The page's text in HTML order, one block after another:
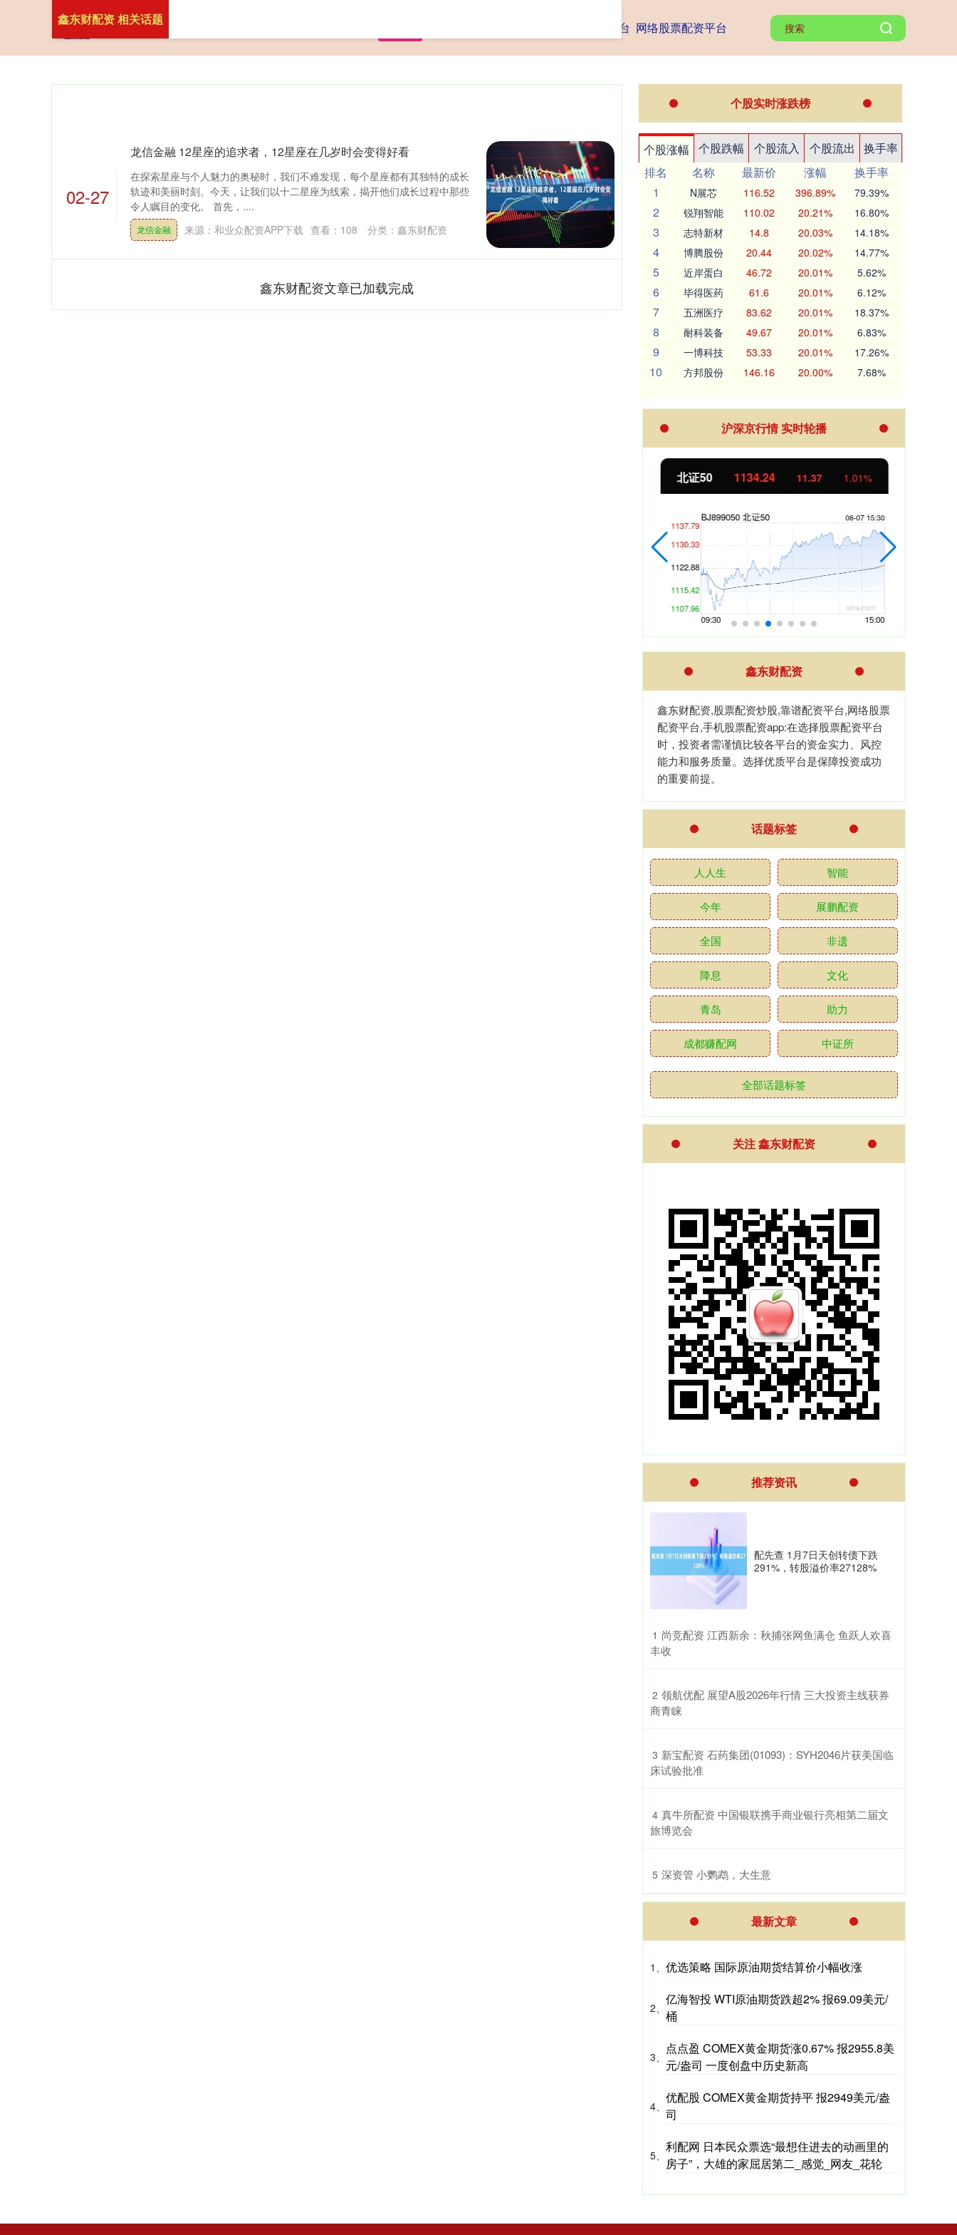
靠谱配资平台 网络股票配资平台
鑫东财配资 相关话题
02-27
龙信金融 12星座的追求者，12星座在几岁时会变得好看
在探索星座与个人魅力的奥秘时，我们不难发现，每个星座都有其独特的成长
轨迹和美丽时刻。今天，让我们以十二星座为线索，揭开他们成长过程中那些
令人瞩目的变化。 首先，....
龙信金融 来源：和业众配资APP下载 查看： 108 分类： 鑫东财配资
鑫东财配资文章已加载完成
个股实时涨跌榜
个股涨幅 个股跌幅 个股流入 个股流出
换手率
排名
名称 最新价 涨幅
换手率
1
N展芯 116.52 396.89% 79.39%
2 锐翔智能 110.02 20.21% 16.80%
3 志特新材 14.8 20.03% 14.18%
4 博腾股份 20.44 20.02% 14.77%
5 近岸蛋白 46.72 20.01% 5.62%
6 毕得医药 61.6 20.01% 6.12%
7 五洲医疗 83.62 20.01% 18.37%
8 耐科装备 49.67 20.01% 6.83%
9 一博科技 53.33 20.01% 17.26%
10 方邦股份 146.16 20.00% 7.68%
沪深京行情 实时轮播
北证50 1134.24 11.37 1.01%
鑫东财配资
鑫东财配资,股票配资炒股,靠谱配资平台,网络股票
配资平台,手机股票配资app:在选择股票配资平台
时，投资者需谨慎比较各平台的资金实力、风控
能力和服务质量。选择优质平台是保障投资成功
的重要前提。
话题标签
人人生 智能
今年 展鹏配资
全国 非遗
降息 文化
青岛 助力
成都赚配网 中证所
全部话题标签
关注 鑫东财配资
推荐资讯
配先查 1月7日天创转债下跌
291%，转股溢价率27128%
1 ​尚竞配资 江西新余：秋捕张网鱼满仓 鱼跃人欢喜
丰收
2 ​领航优配 展望A股2026年行情 三大投资主线获券
商青睐
3 ​新宝配资 石药集团(01093)：SYH2046片获美国临
床试验批准
4 ​真牛所配资 中国银联携手商业银行亮相第二届文
旅博览会
5 ​深资管 小鹦鹉，大生意
最新文章
1、 优选策略 国际原油期货结算价小幅收涨
2、
亿海智投 WTI原油期货跌超2% 报69.09美元/
桶
3、
点点盈 COMEX黄金期货涨0.67% 报2955.8美
元/盎司 一度创盘中历史新高
4、
优配股 COMEX黄金期货持平 报2949美元/盎
司
5、
利配网 日本民众票选“最想住进去的动画里的
房子”，大雄的家屈居第二_感觉_网友_花轮